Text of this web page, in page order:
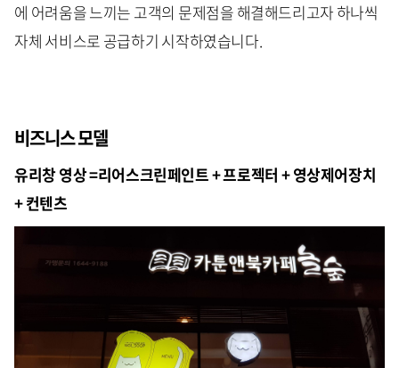
에 어려움을 느끼는 고객의 문제점을 해결해드리고자 하나씩
자체 서비스로 공급하기 시작하였습니다.
비즈니스 모델
유리창 영상 =리어스크린페인트 + 프로젝터 + 영상제어장치
+ 컨텐츠